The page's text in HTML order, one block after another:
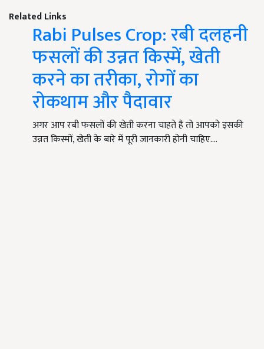
Related Links
Rabi Pulses Crop: रबी दलहनी
फसलों की उन्नत किस्में, खेती
करने का तरीका, रोगों का
रोकथाम और पैदावार
अगर आप रबी फसलों की खेती करना चाहते हैं तो आपको इसकी
उन्नत किस्मों, खेती के बारे में पूरी जानकारी होनी चाहिए.…